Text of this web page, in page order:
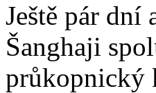
Ještě pár dní
Šanghaji
průkopnický